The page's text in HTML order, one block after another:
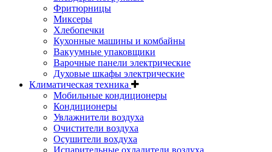
Фритюрницы
Миксеры
Хлебопечки
Кухонные машины и комбайны
Вакуумные упаковщики
Варочные панели электрические
Духовые шкафы электрические
Климатическая техника
Мобильные кондиционеры
Кондиционеры
Увлажнители воздуха
Очистители воздуха
Осушители вохдуха
Испарительные охладители воздуха